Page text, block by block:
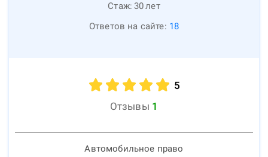
Стаж: 30лет
Ответов на сайте: 18
5
Отзывы 1
Автомобильное право